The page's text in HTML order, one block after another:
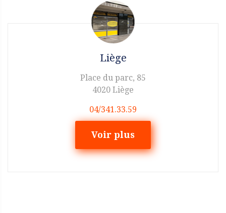
Liège
Place du parc, 85
4020 Liège
04/341.33.59
Voir plus